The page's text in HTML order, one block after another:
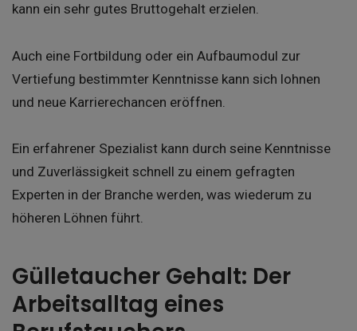
kann ein sehr gutes Bruttogehalt erzielen.
Auch eine Fortbildung oder ein Aufbaumodul zur
Vertiefung bestimmter Kenntnisse kann sich lohnen
und neue Karrierechancen eröffnen.
Ein erfahrener Spezialist kann durch seine Kenntnisse
und Zuverlässigkeit schnell zu einem gefragten
Experten in der Branche werden, was wiederum zu
höheren Löhnen führt.
Gülletaucher Gehalt: Der
Arbeitsalltag eines